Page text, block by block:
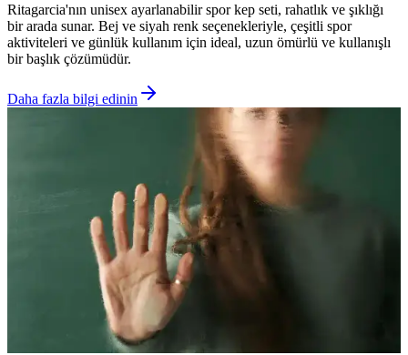
Ritagarcia'nın unisex ayarlanabilir spor kep seti, rahatlık ve şıklığı
bir arada sunar. Bej ve siyah renk seçenekleriyle, çeşitli spor
aktiviteleri ve günlük kullanım için ideal, uzun ömürlü ve kullanışlı
bir başlık çözümüdür.
Daha fazla bilgi edinin